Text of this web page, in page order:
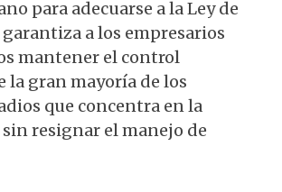
para adecuarse a la Ley de
a los empresarios
mantener el control
la gran mayoría de los
que concentra en la
resignar el manejo de